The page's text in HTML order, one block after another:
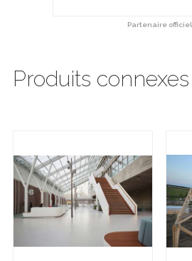
Partenaire officiel
Produits connexes